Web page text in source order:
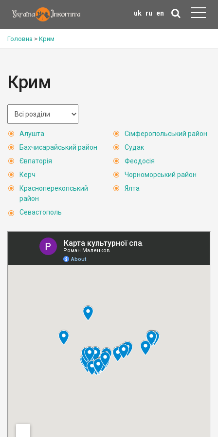
uk ru en
Головна > Крим
Крим
Алушта
Бахчисарайський район
Євпаторія
Керч
Красноперекопський
район
Севастополь
Сімферопольський район
Судак
Феодосія
Чорноморський район
Ялта